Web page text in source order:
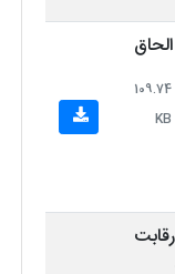
109.74
KB